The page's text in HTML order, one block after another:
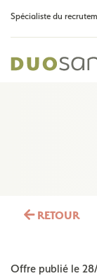
Spécialiste du
RETOUR
Offre publié le